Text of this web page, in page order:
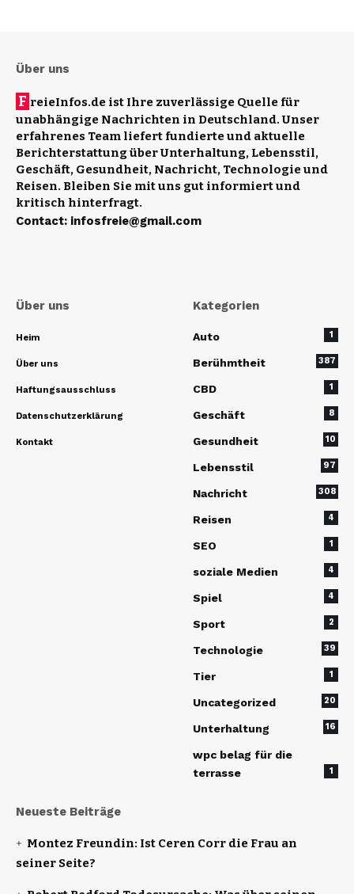
Über uns
F reieInfos.de ist Ihre zuverlässige Quelle für
unabhängige Nachrichten in Deutschland. Unser
erfahrenes Team liefert fundierte und aktuelle
Berichterstattung über Unterhaltung, Lebensstil,
Geschäft, Gesundheit, Nachricht, Technologie und
Reisen. Bleiben Sie mit uns gut informiert und
kritisch hinterfragt.
Contact: infosfreie@gmail.com
Über uns
Heim
Über uns
Haftungsausschluss
Datenschutzerklärung
Kontakt
Kategorien
Auto 1
Berühmtheit 387
CBD 1
Geschäft 8
Gesundheit 10
Lebensstil 97
Nachricht 308
Reisen 4
SEO 1
soziale Medien 4
Spiel 4
Sport 2
Technologie 39
Tier 1
Uncategorized 20
Unterhaltung 16
wpc belag für die
terrasse
1
Neueste Beiträge
Montez Freundin: Ist Ceren Corr die Frau an
seiner Seite?